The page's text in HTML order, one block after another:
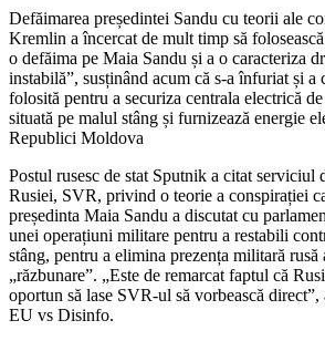
Defăimarea președintei Sandu cu teorii ale
Kremlin a încercat de mult timp să
o defăima pe Maia Sandu și a o caracteriza
instabilă”, susținând acum că s-a înfuriat și a
folosită pentru a securiza centrala electrică
situată pe malul stâng și furnizează energie
Republici Moldova
Postul rusesc de stat Sputnik a citat serviciul
Rusiei, SVR, privind o teorie a conspirației
președinta Maia Sandu a discutat cu
unei operațiuni militare pentru a restabili
stâng, pentru a elimina prezența militară rusă
„răzbunare”. „Este de remarcat faptul că
oportun să lase SVR-ul să vorbească direct”,
EU vs Disinfo.